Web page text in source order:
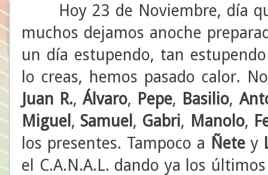
Hoy 23 de Noviembre, día
muchos dejamos anoche
un día estupendo, tan
lo creas, hemos pasado calor.
Juan R.,Álvaro, Pepe, Basilio,
Miguel , Samuel , Gabri, Manolo,
los presentes. Tampoco a Ñete y
el C.A.N.A.L. dando ya los